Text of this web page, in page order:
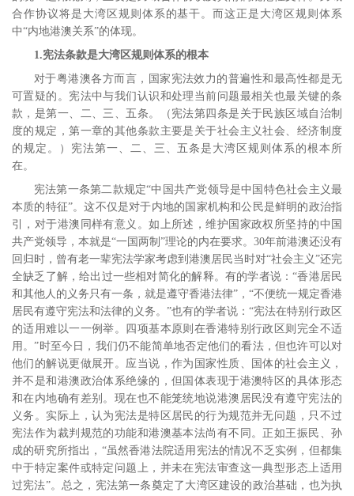
合作协议将是大湾区规则体系的基干。而这正是大湾区规则体系
中“内地港澳关系”的体现。
1.宪法条款是大湾区规则体系的根本
对于粤港澳各方而言，国家宪法效力的普遍性和最高性都是无
可置疑的。宪法中与我们认识和处理当前问题最相关也最关键的条
款，是第一、二、三、五条。（宪法第四条是关于民族区域自治制
度的规定，第一章的其他条款主要是关于社会主义社会、经济制度
的规定。）宪法第一、二、三、五条是大湾区规则体系的根本所
在。
宪法第一条第二款规定“中国共产党领导是中国特色社会主义最
本质的特征”。这不仅是对于内地的国家机构和公民是鲜明的政治指
引，对于港澳同样有意义。如上所述，维护国家政权所坚持的中国
共产党领导，本就是“一国两制”理论的内在要求。 30年前港澳还没有
回归时，曾有老一辈宪法学家考虑到港澳居民当时对“社会主义”还完
全缺乏了解，给出过一些相对简化的解释。有的学者说：“香港居民
和其他人的义务只有一条，就是遵守香港法律”，“不便统一规定香港
居民有遵守宪法和法律的义务。”也有的学者说：“宪法在特别行政区
的适用难以一一例举。四项基本原则在香港特别行政区则完全不适
用。”时至今日，我们仍不能简单地否定他们的看法，但也许可以对
他们的解说更做展开。应当说，作为国家性质、国体的社会主义，
并不是和港澳政治体系绝缘的，但国体表现于港澳特区的具体形态
和在内地确有差别。现在也不能笼统地说港澳居民没有遵守宪法的
义务。实际上，认为宪法是特区居民的行为规范并无问题，只不过
宪法作为裁判规范的功能和港澳基本法尚有不同。 正如王振民、孙
成的研究所指出，“虽然香港法院适用宪法的情况不乏实例，但都集
中于特定案件或特定问题上，并未在宪法审查这一典型形态上适用
过宪法”。总之，宪法第一条奠定了大湾区建设的政治基础，也为执